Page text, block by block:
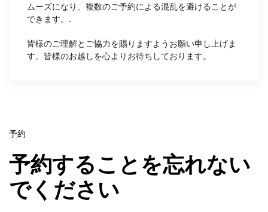
ムーズになり、複数のご予約による混乱を避けることが
できます。.
皆様のご理解とご協力を賜りますようお願い申し上げま
す。皆様のお越しを心よりお待ちしております。
予約
予約することを忘れない
でください